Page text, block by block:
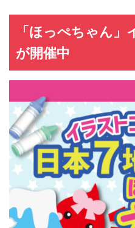
「ほっぺちゃん」
が開催中